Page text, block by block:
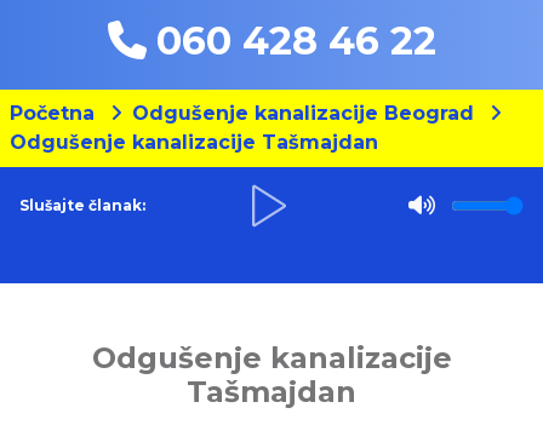
060 428 46 22
Početna
Odgušenje kanalizacije Beograd
Odgušenje kanalizacije Tašmajdan
Slušajte članak:
Odgušenje kanalizacije
Tašmajdan